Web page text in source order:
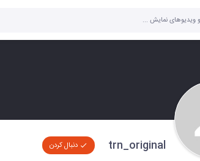
trn_original دنبال کردن